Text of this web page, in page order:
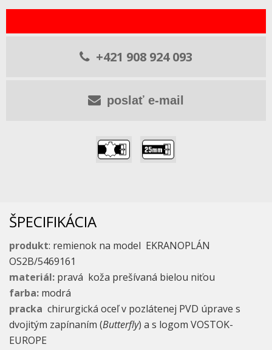
+421 908 924 093
poslať e-mail
ŠPECIFIKÁCIA
produkt: remienok na model EKRANOPLÁN
OS2B/5469161
materiál: pravá koža prešívaná bielou niťou
farba: modrá
pracka chirurgická oceľ v pozlátenej PVD úprave s
dvojitým zapínaním (Butterfly) a s logom VOSTOK-
EUROPE